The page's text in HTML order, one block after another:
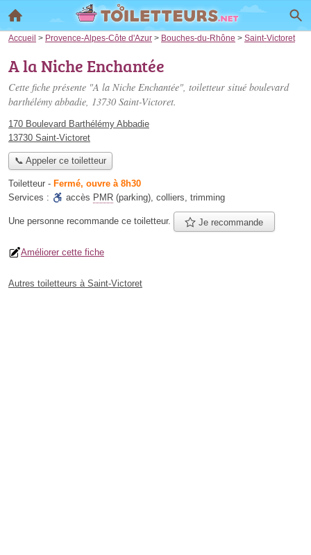
Accueil > Provence-Alpes-Côte d'Azur > Bouches-du-Rhône > Saint-Victoret
A la Niche Enchantée
Cette fiche présente "A la Niche Enchantée", toiletteur situé boulevard
barthélémy abbadie, 13730 Saint-Victoret.
170 Boulevard Barthélémy Abbadie
13730 Saint-Victoret
📞 Appeler ce toiletteur
Toiletteur - Fermé, ouvre à 8h30
Services :
accès PMR (parking), colliers, trimming
Une personne recommande ce toiletteur. Je recommande
Améliorer cette fiche
Autres toiletteurs à Saint-Victoret